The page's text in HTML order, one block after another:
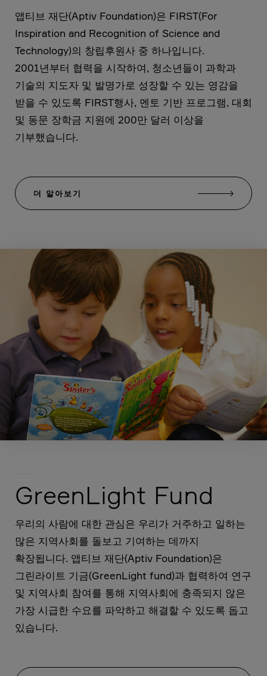
앱티브 재단(Aptiv Foundation)은 FIRST(For
Inspiration and Recognition of Science and
Technology)의 창립후원사 중 하나입니다.
2001년부터 협력을 시작하여, 청소년들이 과학과
기술의 지도자 및 발명가로 성장할 수 있는 영감을
받을 수 있도록 FIRST행사, 멘토 기반 프로그램, 대회
및 동문 장학금 지원에 200만 달러 이상을
기부했습니다.
더 알아보기
GreenLight Fund
우리의 사람에 대한 관심은 우리가 거주하고 일하는
많은 지역사회를 돌보고 기여하는 데까지
확장됩니다. 앱티브 재단(Aptiv Foundation)은
그린라이트 기금(GreenLight fund)과 협력하여 연구
및 지역사회 참여를 통해 지역사회에 충족되지 않은
가장 시급한 수요를 파악하고 해결할 수 있도록 돕고
있습니다.